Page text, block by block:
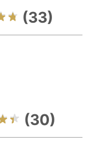
(33)
(30)